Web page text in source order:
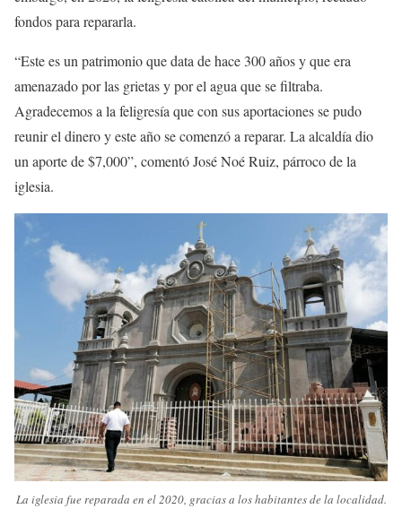
fondos para repararla.
“Este es un patrimonio que data de hace 300 años y que era
amenazado por las grietas y por el agua que se filtraba.
Agradecemos a la feligresía que con sus aportaciones se pudo
reunir el dinero y este año se comenzó a reparar. La alcaldía dio
un aporte de $7,000”, comentó José Noé Ruiz, párroco de la
iglesia.
La iglesia fue reparada en el 2020, gracias a los habitantes de la localidad.